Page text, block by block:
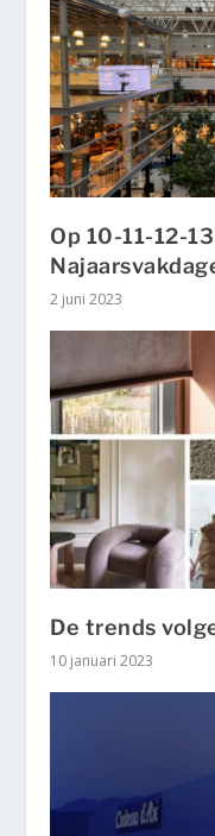
Op 10-11-12-
2 juni 2023
De trends
10 januari 2023